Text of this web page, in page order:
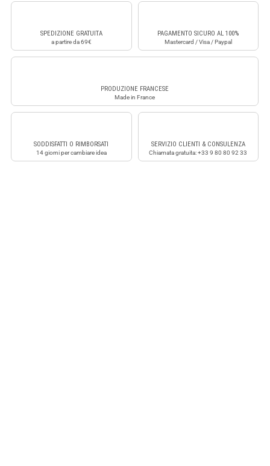
SPEDIZIONE GRATUITA
a partire da 69€
PAGAMENTO SICURO AL 100%
Mastercard / Visa / Paypal
PRODUZIONE FRANCESE
Made in France
SODDISFATTI O RIMBORSATI
14 giorni per cambiare idea
SERVIZIO CLIENTI & CONSULENZA
Chiamata gratuita: +33 9 80 80 92 33